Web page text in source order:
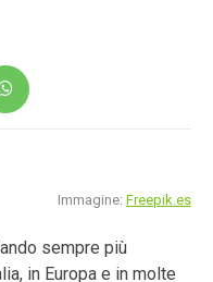
Immagine: Freepik.es
sempre più
in Europa e in molte